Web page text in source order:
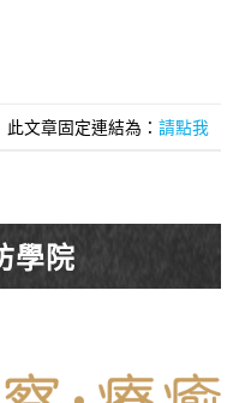
此文章固定連結為： 請點我
學院